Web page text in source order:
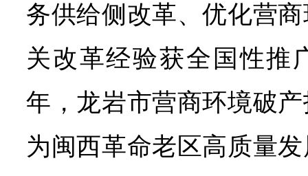
务供给侧改革、优化营
关改革经验获全国性推
年，龙岩市营商环境破
为闽西革命老区高质量